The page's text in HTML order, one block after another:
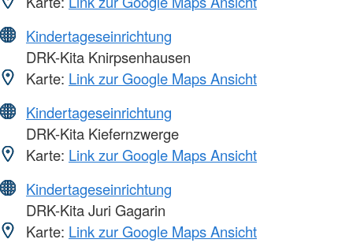
Kindertageseinrichtung
DRK-Kita Knirpsenhausen
Karte: Link zur Google Maps Ansicht
Kindertageseinrichtung
DRK-Kita Kiefernzwerge
Karte: Link zur Google Maps Ansicht
Kindertageseinrichtung
DRK-Kita Juri Gagarin
Karte: Link zur Google Maps Ansicht